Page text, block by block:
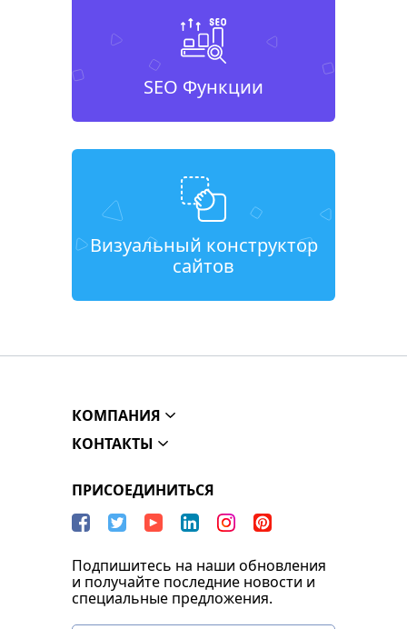
SEO Функции
Визуальный конструктор
сайтов
КОМПАНИЯ
КОНТАКТЫ
ПРИСОЕДИНИТЬСЯ
Подпишитесь на наши обновления
и получайте последние новости и
специальные предложения.